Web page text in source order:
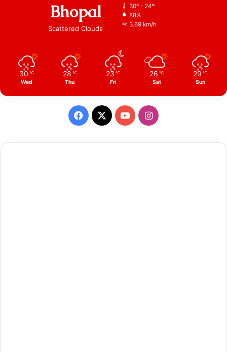
Bhopal
Scattered Clouds
30º - 24º
88%
3.69 km/h
30 ℃
Wed
28 ℃
Thu
23 ℃
Fri
26 ℃
Sat
29 ℃
Sun
Facebook
X YouTubeInstagram